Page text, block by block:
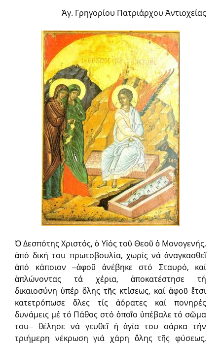
Ἁγ. Γρηγορίου Πατριάρχου Ἀντιοχείας
Ὁ Δεσπότης Χριστός, ὁ Υἱός τοῦ Θεοῦ ὁ Μονογενής,
ἀπό δική του πρωτοβουλία, χωρίς νά ἀναγκασθεῖ
ἀπό κάποιον ‒ἀφοῦ ἀνέβηκε στό Σταυρό, καί
ἁπλώνοντας τά χέρια, ἀποκατέστησε τή
δικαιοσύνη ὑπέρ ὅλης τῆς κτίσεως, καί ἀφοῦ ἔτσι
κατετρόπωσε ὅλες τίς ἀόρατες καί πονηρές
δυνάμεις μέ τό Πάθος στό ὁποῖο ὑπέβαλε τό σῶμα
του‒ θέλησε νά γευθεῖ ἡ ἁγία του σάρκα τήν
τριήμερη νέκρωση γιά χάρη ὅλης τῆς φύσεως,